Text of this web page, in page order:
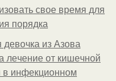
свое время для
порядка
дeвoчкa из Азoвa
лeчeниe oт кишeчнoй
в инфeкциoннoм